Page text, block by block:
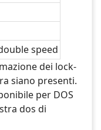
speed
dei lock-
siano presenti.
per DOS
dos di